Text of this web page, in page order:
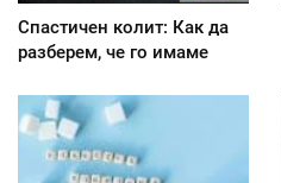
Спастичен колит: Как да
разберем, че го имаме